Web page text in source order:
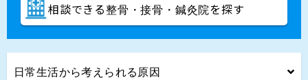
相談できる整骨・接骨・鍼灸院を探す
日常生活から考えられる原因